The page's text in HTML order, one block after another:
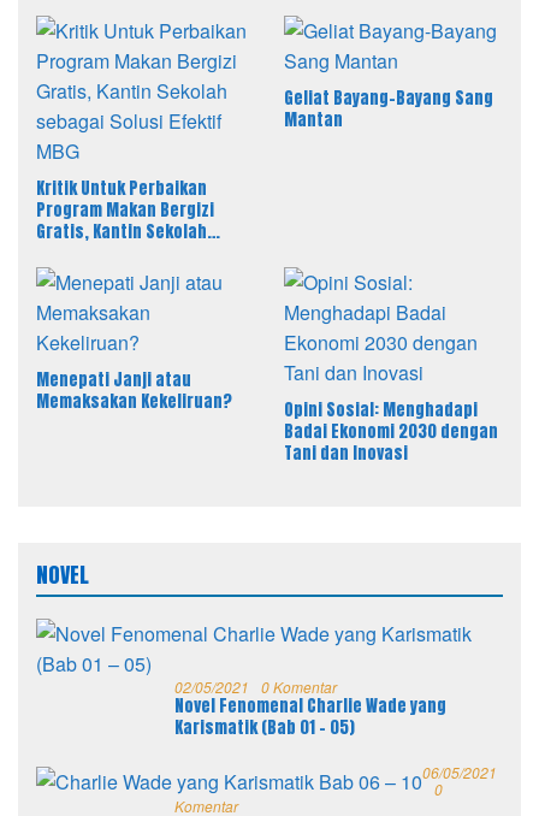
Kritik Untuk Perbaikan
Program Makan Bergizi
Gratis, Kantin Sekolah
Geliat Bayang-Bayang Sang
Mantan
Menepati Janji atau
Memaksakan Kekeliruan?
Opini Sosial: Menghadapi
Badai Ekonomi 2030 dengan
Tani dan Inovasi
NOVEL
02/05/2021 0 Komentar
Novel Fenomenal Charlie Wade yang
Karismatik (Bab 01 – 05)
06/05/2021
0
Komentar